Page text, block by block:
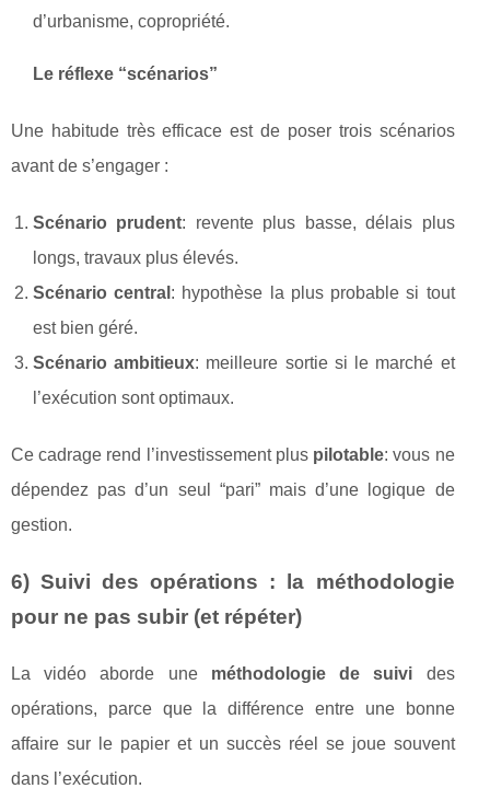
d’urbanisme, copropriété.
Le réflexe “scénarios”
Une habitude très efficace est de poser trois scénarios
avant de s’engager :
Scénario prudent: revente plus basse, délais plus
longs, travaux plus élevés.
Scénario central : hypothèse la plus probable si tout
est bien géré.
Scénario ambitieux: meilleure sortie si le marché et
l’exécution sont optimaux.
Ce cadrage rend l’investissement plus pilotable: vous ne
dépendez pas d’un seul “pari” mais d’une logique de
gestion.
6) Suivi des opérations : la méthodologie
pour ne pas subir (et répéter)
La vidéo aborde une méthodologie de suivi des
opérations, parce que la différence entre une bonne
affaire sur le papier et un succès réel se joue souvent
dans l’exécution.